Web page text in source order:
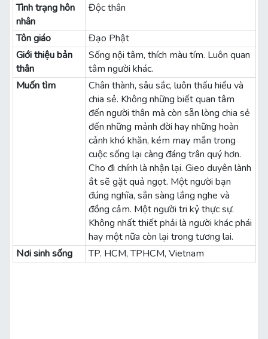
Tình trạng hôn
nhân
Độc thân
Tôn giáo
Đạo Phật
Giới thiệu bản
thân
Sống nội tâm, thích màu tím. Luôn quan
tâm người khác.
Muốn tìm
Chân thành, sâu sắc, luôn thấu hiểu và
chia sẻ. Không những biết quan tâm
đến người thân mà còn sẵn lòng chia sẻ
đến những mảnh đời hay những hoàn
cảnh khó khăn, kém may mắn trong
cuộc sống lại càng đáng trân quý hơn.
Cho đi chính là nhận lại. Gieo duyên lành
ắt sẽ gặt quả ngọt. Một người bạn
đúng nghĩa, sẵn sàng lắng nghe và
đồng cảm. Một người tri kỷ thực sự.
Không nhất thiết phải là người khác phái
hay một nữa còn lại trong tương lai.
Nơi sinh sống
TP. HCM, TPHCM, Vietnam